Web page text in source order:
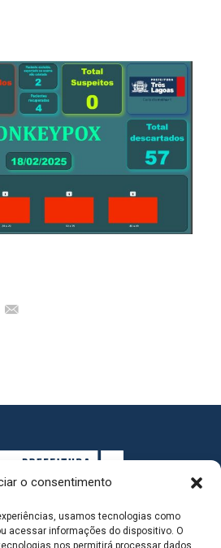
o consentimento
usamos tecnologias como
acessar informações do dispositivo. O
nos permitirá processar dados